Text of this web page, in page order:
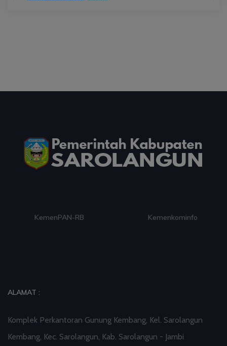
Profil Enam Pemuka Agama Pembaca Doa
Kebangsaan di Monas
31 Jul 2026 12:09 artikel
KemenPAN-RB Kemenkominfo
ALAMAT :
Komplek Perkantoran Gunung Kembang, Kel. Sarolangun
Kembang, Kec. Sarolangun, Kab. Sarolangun - Jambi